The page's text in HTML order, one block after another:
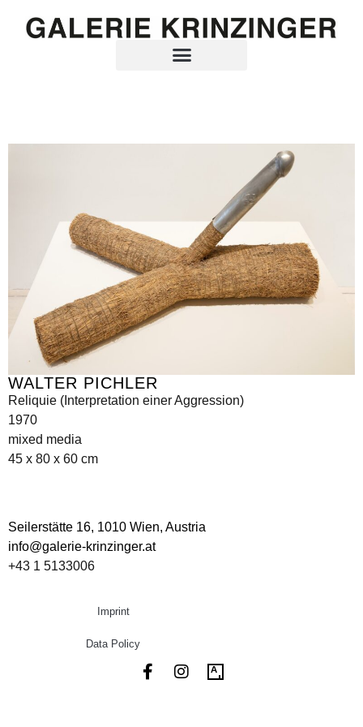
WALTER PICHLER
Reliquie (Interpretation einer Aggression)
1970
mixed media
45 x 80 x 60 cm
Seilerstätte 16, 1010 Wien, Austria
info@galerie-krinzinger.at
+43 1 5133006
Imprint
Data Policy